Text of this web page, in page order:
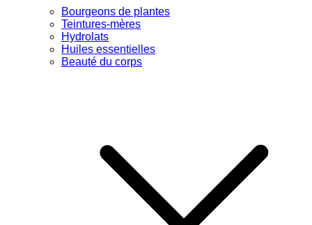
Bourgeons de plantes
Teintures-mères
Hydrolats
Huiles essentielles
Beauté du corps